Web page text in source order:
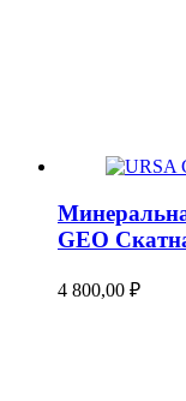
GEO
4 800,00 ₽